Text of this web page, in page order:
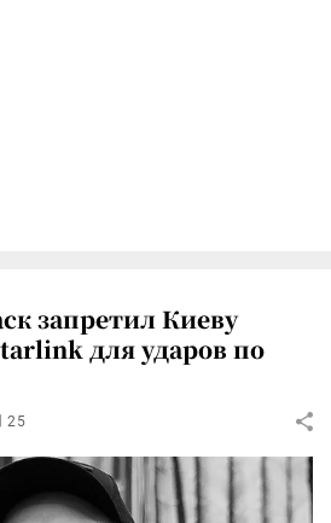
запретил Киеву
для ударов по
25